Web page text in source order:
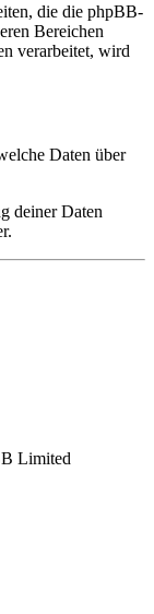
die die phpBB-
Bereichen
verarbeitet, wird
Daten über
deiner Daten
Limited